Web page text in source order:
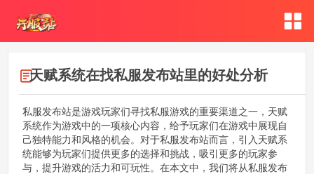
天赋系统在找私服发布站里的好处分析
私服发布站是游戏玩家们寻找私服游戏的重要渠道之一，天赋
系统作为游戏中的一项核心内容，给予玩家们在游戏中展现自
己独特能力和风格的机会。对于私服发布站而言，引入天赋系
统能够为玩家们提供更多的选择和挑战，吸引更多的玩家参
与，提升游戏的活力和可玩性。在本文中，我们将从私服发布